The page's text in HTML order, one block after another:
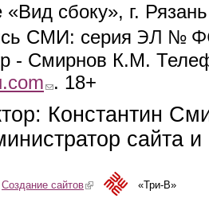
«Вид сбоку», г.
СМИ: серия ЭЛ №
- Смирнов К.М.
(link sends e-mail)
. 18+
Константин
сайта
Создание сайтов(link is external)«Три-В»